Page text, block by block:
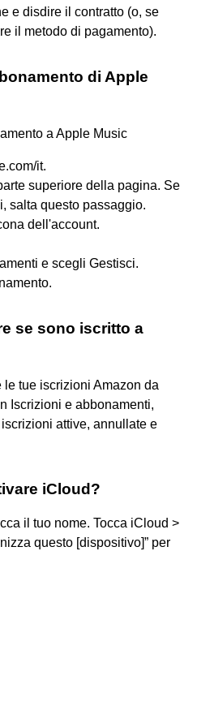
e disdire il contratto (o, se
il metodo di pagamento).
di Apple
a Apple Music
it.
superiore della pagina. Se
salta questo passaggio.
dell'account.
e scegli Gestisci.
se sono iscritto a
tue iscrizioni Amazon da
Iscrizioni e abbonamenti,
attive, annullate e
iCloud?
il tuo nome. Tocca iCloud >
questo [dispositivo]” per